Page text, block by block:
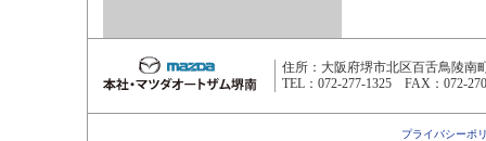
住所：大阪府堺市北区百舌鳥陵南
TEL：072-277-1325 FAX：072-
プライバシーポ